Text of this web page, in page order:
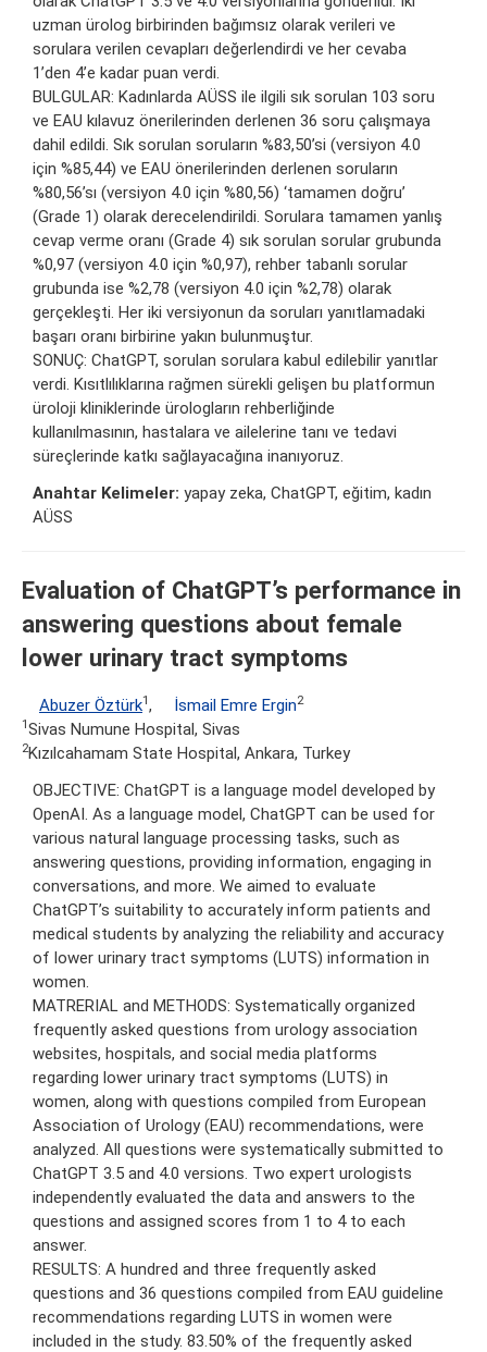
uzman ürolog birbirinden bağımsız olarak verileri ve
sorulara verilen cevapları değerlendirdi ve her cevaba
1’den 4’e kadar puan verdi.
BULGULAR: Kadınlarda AÜSS ile ilgili sık sorulan 103 soru
ve EAU kılavuz önerilerinden derlenen 36 soru çalışmaya
dahil edildi. Sık sorulan soruların %83,50’si (versiyon 4.0
için %85,44) ve EAU önerilerinden derlenen soruların
%80,56’sı (versiyon 4.0 için %80,56) ‘tamamen doğru’
(Grade 1) olarak derecelendirildi. Sorulara tamamen yanlış
cevap verme oranı (Grade 4) sık sorulan sorular grubunda
%0,97 (versiyon 4.0 için %0,97), rehber tabanlı sorular
grubunda ise %2,78 (versiyon 4.0 için %2,78) olarak
gerçekleşti. Her iki versiyonun da soruları yanıtlamadaki
başarı oranı birbirine yakın bulunmuştur.
SONUÇ: ChatGPT, sorulan sorulara kabul edilebilir yanıtlar
verdi. Kısıtlılıklarına rağmen sürekli gelişen bu platformun
üroloji kliniklerinde ürologların rehberliğinde
kullanılmasının, hastalara ve ailelerine tanı ve tedavi
süreçlerinde katkı sağlayacağına inanıyoruz.
Anahtar Kelimeler: yapay zeka, ChatGPT, eğitim, kadın
AÜSS
Evaluation of ChatGPT’s performance in
answering questions about female
lower urinary tract symptoms
Abuzer Öztürk1 , İsmail Emre Ergin2
1 Sivas Numune Hospital, Sivas
2Kızılcahamam State Hospital, Ankara, Turkey
OBJECTIVE: ChatGPT is a language model developed by
OpenAI. As a language model, ChatGPT can be used for
various natural language processing tasks, such as
answering questions, providing information, engaging in
conversations, and more. We aimed to evaluate
ChatGPT’s suitability to accurately inform patients and
medical students by analyzing the reliability and accuracy
of lower urinary tract symptoms (LUTS) information in
women.
MATRERIAL and METHODS: Systematically organized
frequently asked questions from urology association
websites, hospitals, and social media platforms
regarding lower urinary tract symptoms (LUTS) in
women, along with questions compiled from European
Association of Urology (EAU) recommendations, were
analyzed. All questions were systematically submitted to
ChatGPT 3.5 and 4.0 versions. Two expert urologists
independently evaluated the data and answers to the
questions and assigned scores from 1 to 4 to each
answer.
RESULTS: A hundred and three frequently asked
questions and 36 questions compiled from EAU guideline
recommendations regarding LUTS in women were
included in the study. 83.50% of the frequently asked